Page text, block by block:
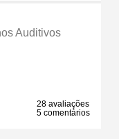
Auditivos
28 avaliações
5 comentários